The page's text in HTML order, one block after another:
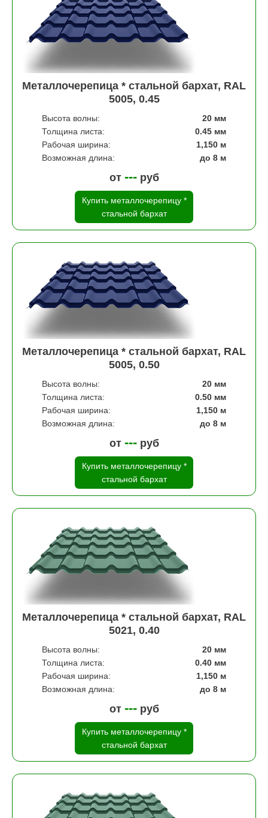
Металлочерепица * стальной бархат, RAL
5005, 0.45
Высота волны:
20 мм
Толщина листа:
0.45 мм
Рабочая ширина:
1,150 м
Возможная длина:
до 8 м
от ---руб
Купить металлочерепицу *
стальной бархат
Металлочерепица * стальной бархат, RAL
5005, 0.50
Высота волны:
20 мм
Толщина листа:
0.50 мм
Рабочая ширина:
1,150 м
Возможная длина:
до 8 м
от ---руб
Купить металлочерепицу *
стальной бархат
Металлочерепица * стальной бархат, RAL
5021, 0.40
Высота волны:
20 мм
Толщина листа:
0.40 мм
Рабочая ширина:
1,150 м
Возможная длина:
до 8 м
от ---руб
Купить металлочерепицу *
стальной бархат